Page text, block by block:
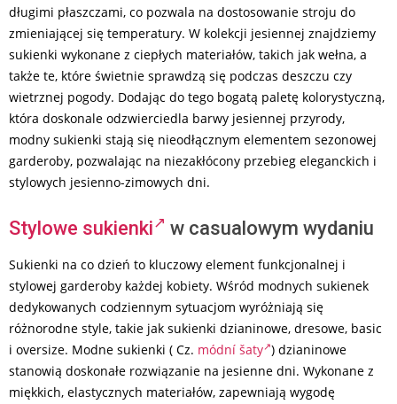
długimi płaszczami, co pozwala na dostosowanie stroju do
zmieniającej się temperatury. W kolekcji jesiennej znajdziemy
sukienki wykonane z ciepłych materiałów, takich jak wełna, a
także te, które świetnie sprawdzą się podczas deszczu czy
wietrznej pogody. Dodając do tego bogatą paletę kolorystyczną,
która doskonale odzwierciedla barwy jesiennej przyrody,
modny sukienki stają się nieodłącznym elementem sezonowej
garderoby, pozwalając na niezakłócony przebieg eleganckich i
stylowych jesienno-zimowych dni.
Stylowe sukienki w casualowym wydaniu
Sukienki na co dzień to kluczowy element funkcjonalnej i
stylowej garderoby każdej kobiety. Wśród modnych sukienek
dedykowanych codziennym sytuacjom wyróżniają się
różnorodne style, takie jak sukienki dzianinowe, dresowe, basic
i oversize. Modne sukienki ( Cz. módní šaty ) dzianinowe
stanowią doskonałe rozwiązanie na jesienne dni. Wykonane z
miękkich, elastycznych materiałów, zapewniają wygodę